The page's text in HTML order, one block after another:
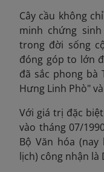
Cây cầu không
minh chứng
trong đời sống
đóng góp to lớn
đã sắc phong bà
Hưng Linh Phò"
Với giá trị đặc
vào tháng 07/
Bộ Văn hóa
lịch) công nhận là